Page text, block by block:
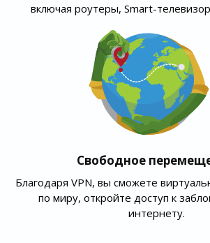
включая роутеры, Smart-
Свободное
Благодаря VPN, вы сможете
по миру, откройте доступ к
интернету.